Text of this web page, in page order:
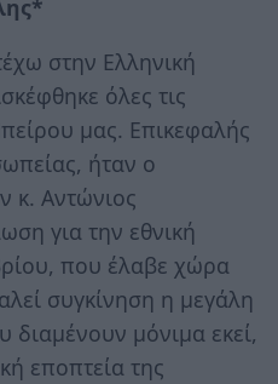
στην Ελληνική
όλες τις
μας. Επικεφαλής
ήταν ο
κ. Αντώνιος
για την εθνική
που έλαβε χώρα
συγκίνηση η μεγάλη
μόνιμα εκεί,
εποπτεία της